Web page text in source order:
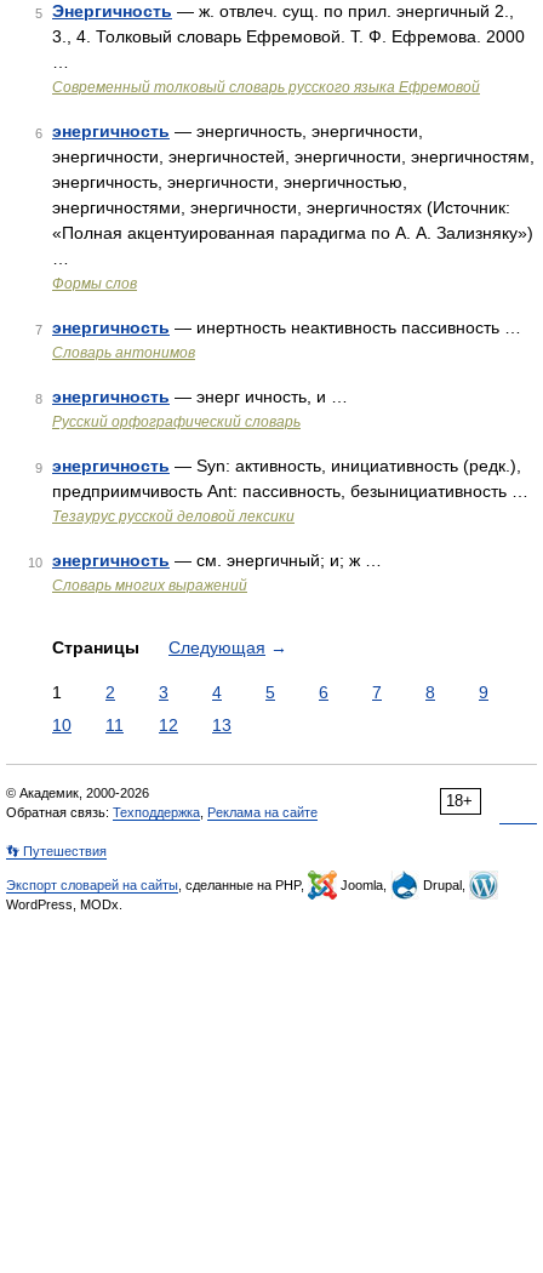
5 Энергичность — ж. отвлеч. сущ. по прил. энергичный 2.,
3., 4. Толковый словарь Ефремовой. Т. Ф. Ефремова. 2000
Современный толковый словарь русского языка Ефремовой
6 энергичность — энергичность, энергичности,
энергичности, энергичностей, энергичности, энергичностям,
энергичность, энергичности, энергичностью,
энергичностями, энергичности, энергичностях (Источник:
«Полная акцентуированная парадигма по А. А. Зализняку»)
Формы слов
7 энергичность — инертность неактивность пассивность …
Словарь антонимов
8 энергичность — энерг ичность, и …
Русский орфографический словарь
9 энергичность — Syn: активность, инициативность (редк.),
предприимчивость Ant: пассивность, безынициативность …
Тезаурус русской деловой лексики
10 энергичность — см. энергичный; и; ж …
Словарь многих выражений
Страницы Следующая →
1 2 3 4 5 6 7 8
9
10
11 12 13
18+
© Академик, 2000-2026
Обратная связь: Техподдержка Реклама на сайте
👣 Путешествия
Экспорт словарей на сайты , сделанные на PHP, Joomla,
Drupal,
WordPress, MODx.